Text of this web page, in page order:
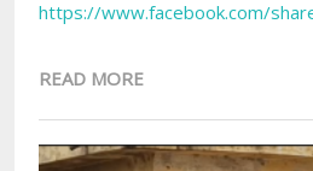
https://www.facebook.com/
READ MORE